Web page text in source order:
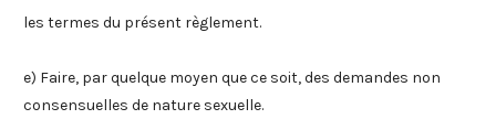
les termes du présent règlement.
e) Faire, par quelque moyen que ce soit, des demandes non
consensuelles de nature sexuelle.